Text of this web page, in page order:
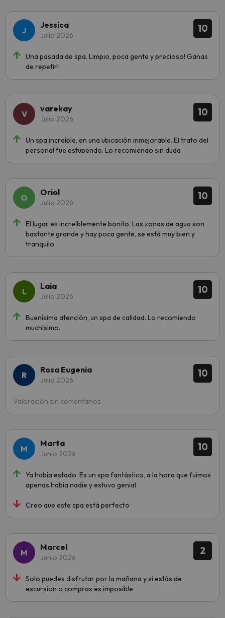
10
Jessica
Julio 2026
Una pasada de spa. Limpio, poca gente y precioso! Ganas
de repetir!
10
varekay
Julio 2026
Un spa increíble, en una ubicación inmejorable. El trato del
personal fue estupendo. Lo recomiendo sin duda
10
Oriol
Julio 2026
El lugar es increíblemente bonito. Las zonas de agua son
bastante grande y hay poca gente, se está muy bien y
tranquilo
10
Laia
Julio 2026
Buenísima atención, un spa de calidad. Lo recomiendo
muchísimo.
10
Rosa Eugenia
Julio 2026
Valoración sin comentarios
10
Marta
Junio 2026
Ya había estado. Es un spa fantástico, a la hora que fuimos
apenas había nadie y estuvo genial
Creo que este spa está perfecto
2
Marcel
Junio 2026
Solo puedes disfrutar por la mañana y si estàs de
escursion o compras es imposible